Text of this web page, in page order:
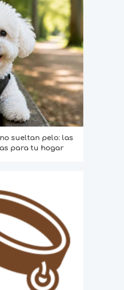
sueltan pelo: las
para tu hogar